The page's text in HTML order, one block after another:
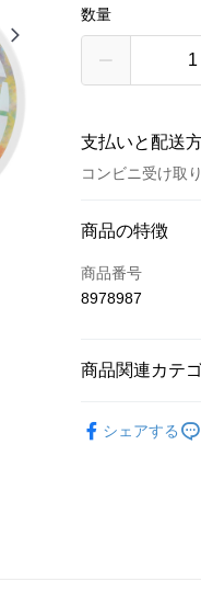
数量
支払いと配送
コンビニ受け取
お支払い方法
クレジットカー
コンビニ店頭代金
Easy Wallet
商品の特徴
商品番号
8978987
商品関連カテ
Lycoris Recoil
シェアする